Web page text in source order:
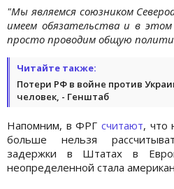
"Мы являемся союзником
имеем обязательства и в
просто проводим общую
Читайте также:
Потери РФ в войне против
человек, - Генштаб
Напомним, в ФРГ считают, что
больше нельзя
задержки в Штатах в
неопределенной стала